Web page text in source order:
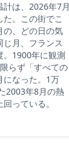
は、2026年7月
。この街でこ
の、どの日の気
月、フランス
。1900年に観測
らず「すべての
になった。1万
2003年8月の熱
っている。